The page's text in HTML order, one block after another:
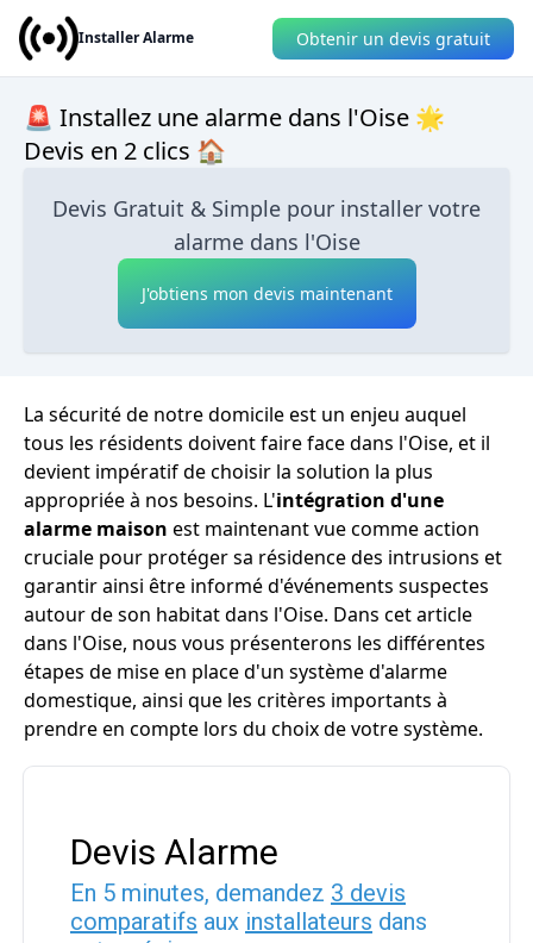
Installer Alarme Obtenir un devis gratuit
🚨 Installez une alarme dans l'Oise 🌟
Devis en 2 clics 🏠
Devis Gratuit & Simple pour installer votre
alarme dans l'Oise
J'obtiens mon devis maintenant
La sécurité de notre domicile est un enjeu auquel
tous les résidents doivent faire face dans l'Oise, et il
devient impératif de choisir la solution la plus
appropriée à nos besoins. L'intégration d'une
alarme maison est maintenant vue comme action
cruciale pour protéger sa résidence des intrusions et
garantir ainsi être informé d'événements suspectes
autour de son habitat dans l'Oise. Dans cet article
dans l'Oise, nous vous présenterons les différentes
étapes de mise en place d'un système d'alarme
domestique, ainsi que les critères importants à
prendre en compte lors du choix de votre système.
Devis Alarme
En 5 minutes, demandez 3 devis
comparatifs aux installateurs dans